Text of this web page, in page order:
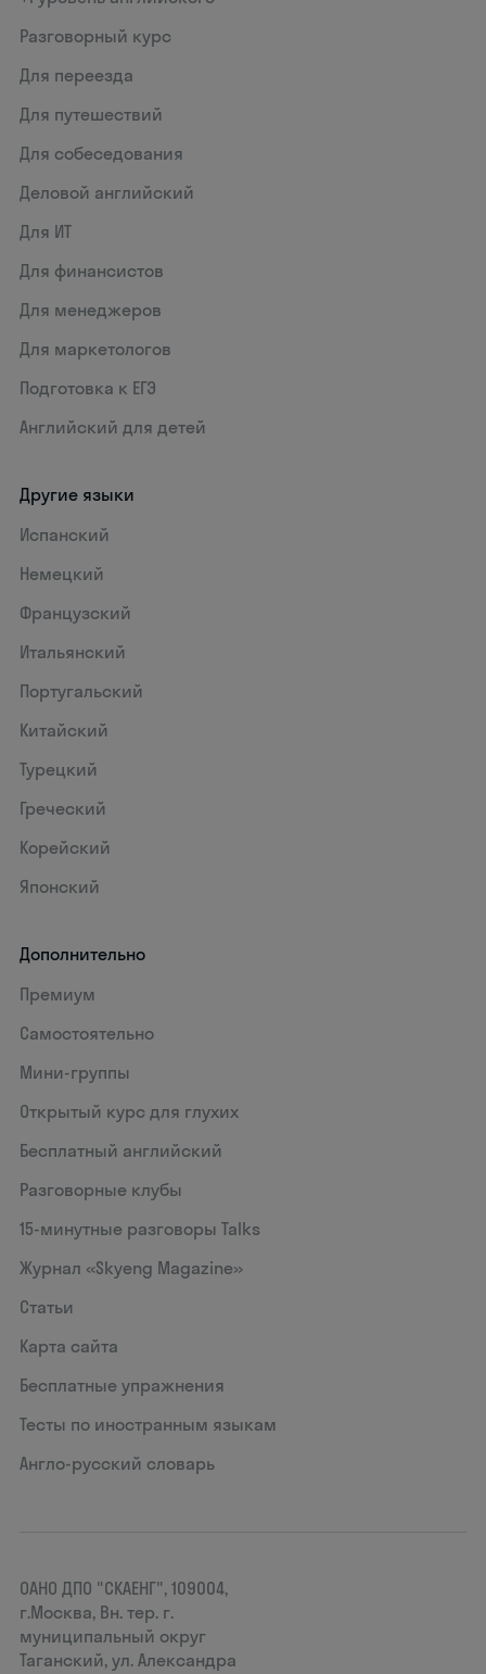
Разговорный курс
Для переезда
Для путешествий
Для собеседования
Деловой английский
Для ИТ
Для финансистов
Для менеджеров
Для маркетологов
Подготовка к ЕГЭ
Английский для детей
Другие языки
Испанский
Немецкий
Французский
Итальянский
Португальский
Китайский
Турецкий
Греческий
Корейский
Японский
Дополнительно
Премиум
Самостоятельно
Мини-группы
Открытый курс для глухих
Бесплатный английский
Разговорные клубы
15‑минутные разговоры Talks
Журнал «Skyeng Magazine»
Статьи
Карта сайта
Бесплатные упражнения
Тесты по иностранным языкам
Англо-русский словарь
ОАНО ДПО "СКАЕНГ", 109004,
г.Москва, Вн. тер. г.
муниципальный округ
Таганский, ул. Александра